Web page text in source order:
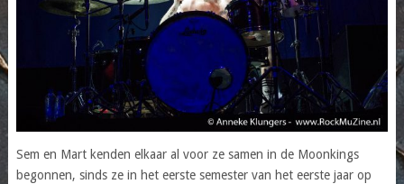
Sem en Mart kenden elkaar al voor ze samen in de Moonkings
begonnen, sinds ze in het eerste semester van het eerste jaar op